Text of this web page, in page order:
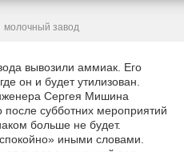
молочный завод
вывозили аммиак. Его
он и будет утилизован.
Сергея Мишина
после субботних мероприятий
больше не будет.
иными словами.